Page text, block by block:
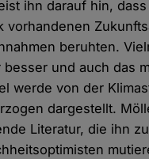
ihn darauf hin,
vorhandenen
beruhten.
besser und auch das
werde von der
dargestellt.
Literatur, die ihn